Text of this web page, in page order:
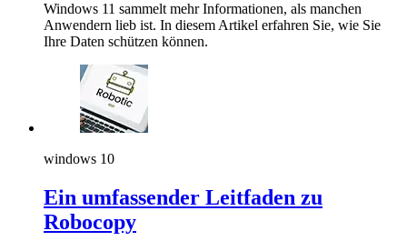
Windows 11 sammelt mehr Informationen, als manchen
Anwendern lieb ist. In diesem Artikel erfahren Sie, wie Sie
Ihre Daten schützen können.
windows 10
Ein umfassender Leitfaden zu
Robocopy